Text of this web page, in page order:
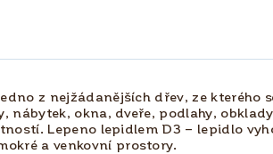
z nejžádanějších dřev, ze kterého
nábytek, okna, dveře, podlahy,
Lepeno lepidlem D3 – lepidlo
a venkovní prostory.